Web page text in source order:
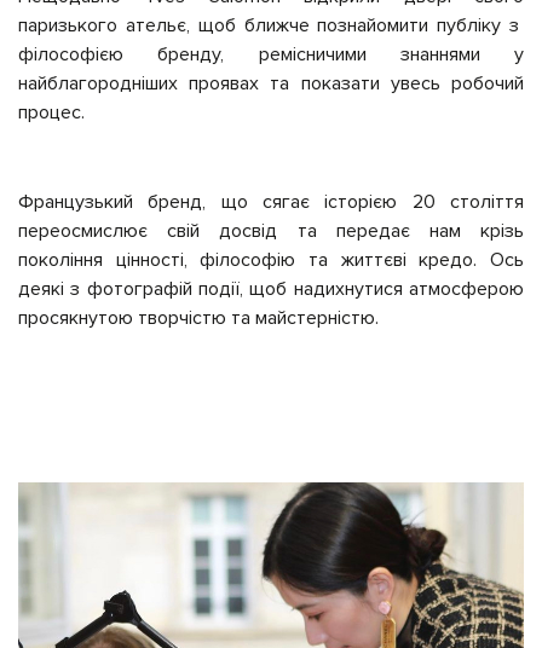
паризького ательє, щоб ближче познайомити публіку з
філософією бренду, ремісничими знаннями у
найблагородніших проявах та показати увесь робочий
процес.
Французький бренд, що сягає історією 20 століття
переосмислює свій досвід та передає нам крізь
покоління цінності, філософію та життєві кредо. Ось
деякі з фотографій події, щоб надихнутися атмосферою
просякнутою творчістю та майстерністю.